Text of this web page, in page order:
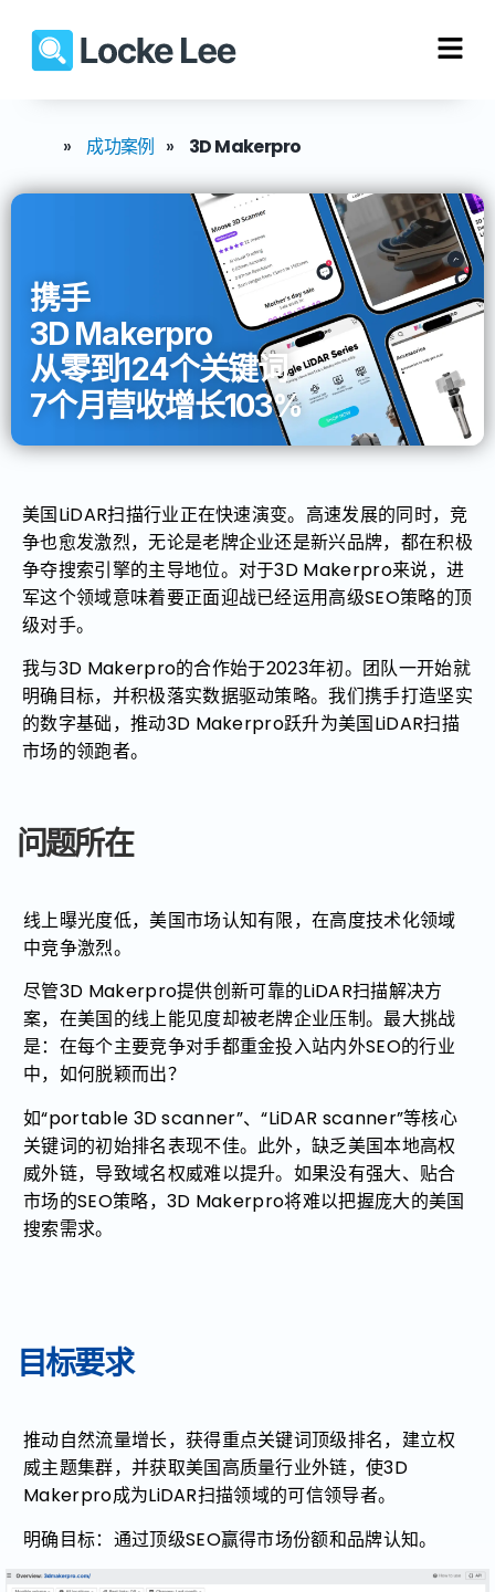
» 成功案例 » 3D Makerpro
携手
3D Makerpro
从零到124个关键词
7个月营收增长103%
美国LiDAR扫描行业正在快速演变。高速发展的同时，竞
争也愈发激烈，无论是老牌企业还是新兴品牌，都在积极
争夺搜索引擎的主导地位。对于3D Makerpro来说，进
军这个领域意味着要正面迎战已经运用高级SEO策略的顶
级对手。
我与3D Makerpro的合作始于2023年初。团队一开始就
明确目标，并积极落实数据驱动策略。我们携手打造坚实
的数字基础，推动3D Makerpro跃升为美国LiDAR扫描
市场的领跑者。
问题所在
线上曝光度低，美国市场认知有限，在高度技术化领域
中竞争激烈。
尽管3D Makerpro提供创新可靠的LiDAR扫描解决方
案，在美国的线上能见度却被老牌企业压制。最大挑战
是：在每个主要竞争对手都重金投入站内外SEO的行业
中，如何脱颖而出？
如“portable 3D scanner”、“LiDAR scanner”等核心
关键词的初始排名表现不佳。此外，缺乏美国本地高权
威外链，导致域名权威难以提升。如果没有强大、贴合
市场的SEO策略，3D Makerpro将难以把握庞大的美国
搜索需求。
目标要求
推动自然流量增长，获得重点关键词顶级排名，建立权
威主题集群，并获取美国高质量行业外链，使3D
Makerpro成为LiDAR扫描领域的可信领导者。
明确目标：通过顶级SEO赢得市场份额和品牌认知。